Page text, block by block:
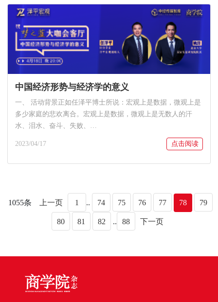
中国经济形势与经济学的意义
一、 活动背景正如任泽平博士所说：宏观上是数据，微观上是
多少家庭的悲欢离合。宏观上是数据，微观上是无数人的汗
水、泪水、奋斗、失败、…
2023/04/17 点击阅读
1055条 上一页 1 .. 74 75 76 77 78 79
80 81 82 .. 88 下一页